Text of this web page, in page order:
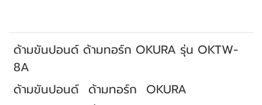
ด้ามขันปอนด์ ด้ามทอร์ก OKURA รุ่น OKTW-
8A
ด้ามขันปอนด์ ด้ามทอร์ก OKURA